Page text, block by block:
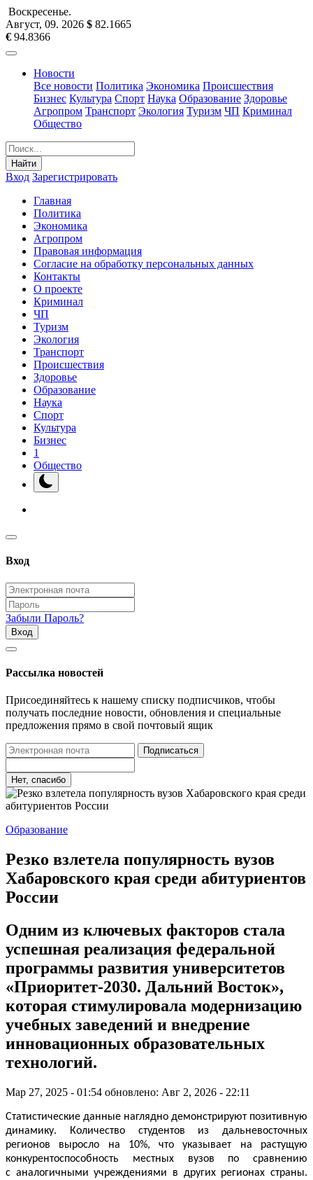
Воскресенье.
Август, 09. 2026 $ 82.1665
€ 94.8366
Новости
Все новости Политика Экономика Происшествия
Бизнес Культура Спорт Наука Образование Здоровье
Агропром Транспорт Экология Туризм ЧП Криминал
Общество
Найти
Вход Зарегистрировать
Главная
Политика
Экономика
Агропром
Правовая информация
Согласие на обработку персональных данных
Контакты
О проекте
Криминал
ЧП
Туризм
Экология
Транспорт
Происшествия
Здоровье
Образование
Наука
Спорт
Культура
Бизнес
1
Общество
Вход
Забыли Пароль?
Вход
Рассылка новостей
Присоединяйтесь к нашему списку подписчиков, чтобы
получать последние новости, обновления и специальные
предложения прямо в свой почтовый ящик
Подписаться
Нет, спасибо
Образование
Резко взлетела популярность вузов
Хабаровского края среди абитуриентов
России
Одним из ключевых факторов стала
успешная реализация федеральной
программы развития университетов
«Приоритет-2030. Дальний Восток»,
которая стимулировала модернизацию
учебных заведений и внедрение
инновационных образовательных
технологий.
Мар 27, 2025 - 01:54 обновлено: Авг 2, 2026 - 22:11
Статистические данные наглядно демонстрируют позитивную
динамику. Количество студентов из дальневосточных
регионов выросло на 10%, что указывает на растущую
конкурентоспособность местных вузов по сравнению
с аналогичными учреждениями в других регионах страны.